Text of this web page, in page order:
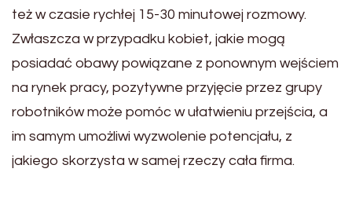
też w czasie rychłej 15-30 minutowej rozmowy.
Zwłaszcza w przypadku kobiet, jakie mogą
posiadać obawy powiązane z ponownym wejściem
na rynek pracy, pozytywne przyjęcie przez grupy
robotników może pomóc w ułatwieniu przejścia, a
im samym umożliwi wyzwolenie potencjału, z
jakiego skorzysta w samej rzeczy cała firma.